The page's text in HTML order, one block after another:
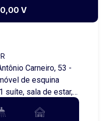
V
Carneiro, 53 -
suíte, sala de estar,
área de serviço
churrasqueira.